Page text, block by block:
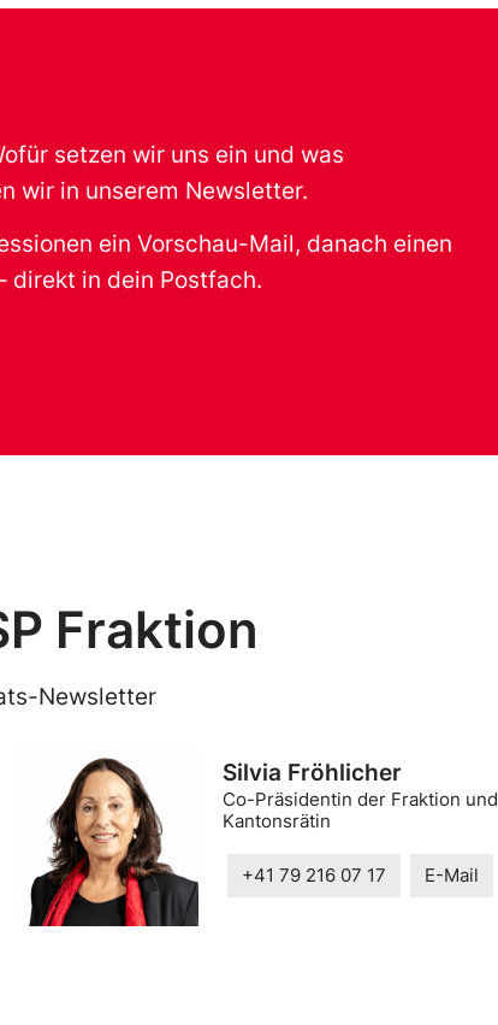
setzen wir uns ein und was
wir in unserem Newsletter.
ein Vorschau-Mail, danach einen
direkt in dein Postfach.
Fraktion
Newsletter
Silvia Fröhlicher
Co-Präsidentin der Fraktion und
Kantonsrätin
+41 79 216 07 17 E-Mail